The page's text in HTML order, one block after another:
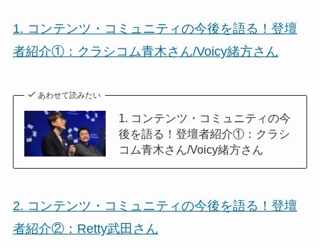
1. コンテンツ・コミュニティの今後を語る！登壇
者紹介①：クラシコム青木さん/Voicy緒方さん
あわせて読みたい
1. コンテンツ・コミュニティの今
後を語る！登壇者紹介①：クラシ
コム青木さん/Voicy緒方さん
2. コンテンツ・コミュニティの今後を語る！登壇
者紹介②：Retty武田さん